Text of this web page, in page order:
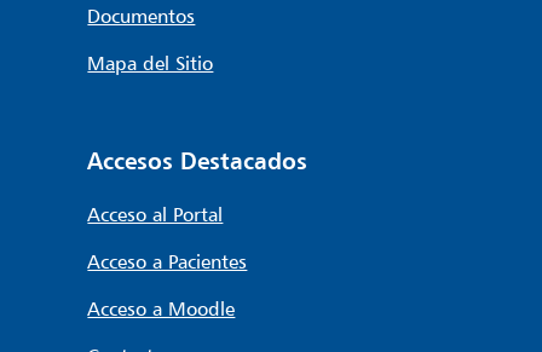
Documentos
Mapa del Sitio
Accesos Destacados
Acceso al Portal
Acceso a Pacientes
Acceso a Moodle